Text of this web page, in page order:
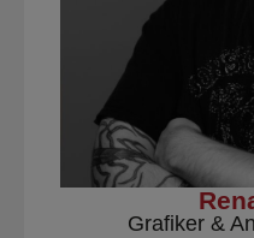
Grafiker &